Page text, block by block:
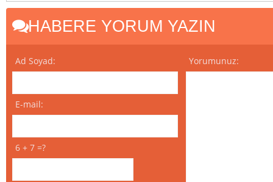
HABERE YORUM YAZIN
Ad Soyad:
E-mail:
6 + 7 =?
Yorumunuz: